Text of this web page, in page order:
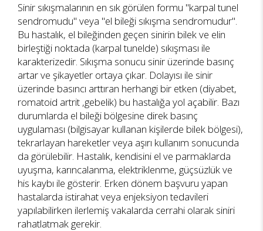
Sinir sıkışmalarının en sık görülen formu "karpal tunel
sendromudu" veya "el bileği sıkışma sendromudur".
Bu hastalık, el bileğinden geçen sinirin bilek ve elin
birleştiği noktada (karpal tunelde) sıkışması ile
karakterizedir. Sıkışma sonucu sinir üzerinde basınç
artar ve şikayetler ortaya çıkar. Dolayısı ile sinir
üzerinde basıncı arttıran herhangi bir etken (diyabet,
romatoid artrit ,gebelik) bu hastalığa yol açabilir. Bazı
durumlarda el bileği bölgesine direk basınç
uygulaması (bilgisayar kullanan kişilerde bilek bölgesi),
tekrarlayan hareketler veya aşırı kullanım sonucunda
da görülebilir. Hastalık, kendisini el ve parmaklarda
uyuşma, karıncalanma, elektriklenme, güçsüzlük ve
his kaybı ile gösterir. Erken dönem başvuru yapan
hastalarda istirahat veya enjeksiyon tedavileri
yapılabilirken ilerlemiş vakalarda cerrahi olarak siniri
rahatlatmak gerekir.